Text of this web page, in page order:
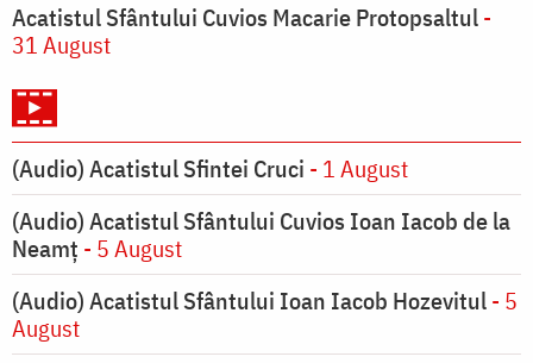
Acatistul Sfântului Cuvios Macarie Protopsaltul-
31 August
(Audio) Acatistul Sfintei Cruci - 1 August
(Audio) Acatistul Sfântului Cuvios Ioan Iacob de la
Neamț - 5 August
(Audio) Acatistul Sfântului Ioan Iacob Hozevitul- 5
August